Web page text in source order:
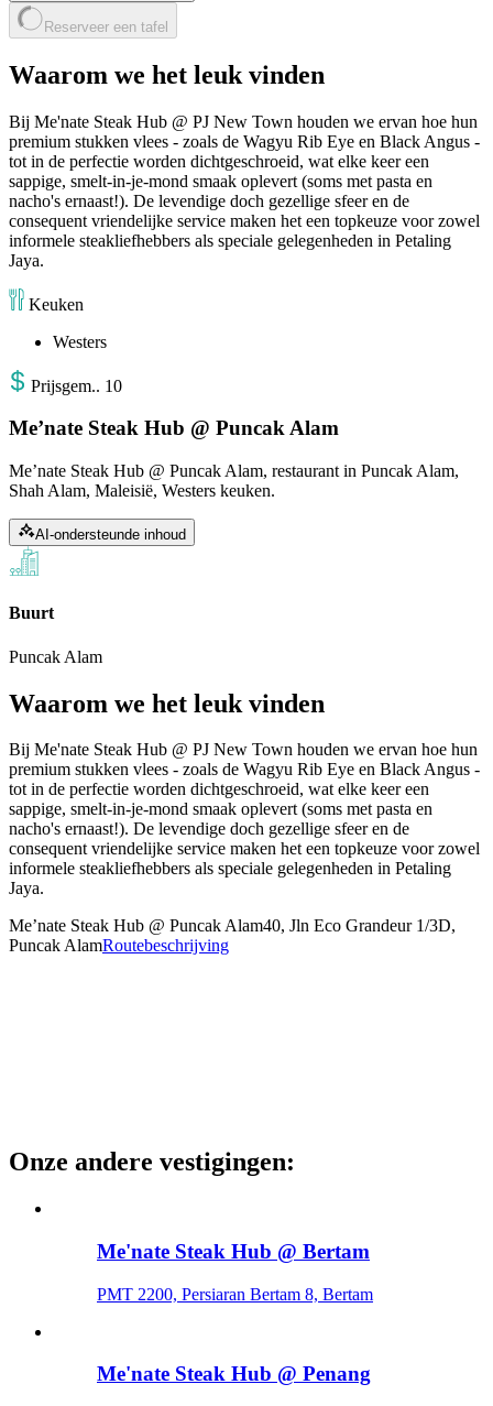
Reserveer een tafel
Waarom we het leuk vinden
Bij Me'nate Steak Hub @ PJ New Town houden we ervan hoe hun
premium stukken vlees - zoals de Wagyu Rib Eye en Black Angus -
tot in de perfectie worden dichtgeschroeid, wat elke keer een
sappige, smelt-in-je-mond smaak oplevert (soms met pasta en
nacho's ernaast!). De levendige doch gezellige sfeer en de
consequent vriendelijke service maken het een topkeuze voor zowel
informele steakliefhebbers als speciale gelegenheden in Petaling
Jaya.
Keuken
Westers
Prijsgem.. 10
Me’nate Steak Hub @ Puncak Alam
Me’nate Steak Hub @ Puncak Alam, restaurant in Puncak Alam,
Shah Alam, Maleisië, Westers keuken.
AI-ondersteunde inhoud
Buurt
Puncak Alam
Waarom we het leuk vinden
Bij Me'nate Steak Hub @ PJ New Town houden we ervan hoe hun
premium stukken vlees - zoals de Wagyu Rib Eye en Black Angus -
tot in de perfectie worden dichtgeschroeid, wat elke keer een
sappige, smelt-in-je-mond smaak oplevert (soms met pasta en
nacho's ernaast!). De levendige doch gezellige sfeer en de
consequent vriendelijke service maken het een topkeuze voor zowel
informele steakliefhebbers als speciale gelegenheden in Petaling
Jaya.
Me’nate Steak Hub @ Puncak Alam40, Jln Eco Grandeur 1/3D,
Puncak AlamRoutebeschrijving
Onze andere vestigingen:
Me'nate Steak Hub @ Bertam
PMT 2200, Persiaran Bertam 8, Bertam
Me'nate Steak Hub @ Penang